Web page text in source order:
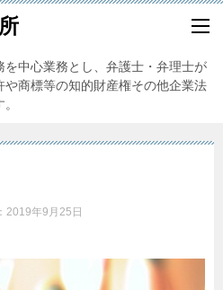
中心業務とし、弁護士・弁理士が
商標等の知的財産権その他企業法
2019年9月25日